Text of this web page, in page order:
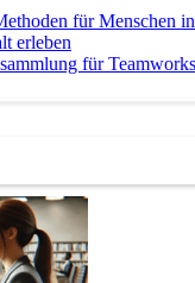
für Menschen in
erleben
für